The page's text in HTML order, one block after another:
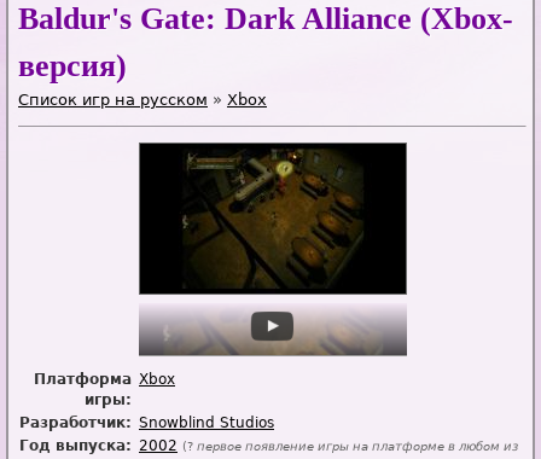
Baldur's Gate: Dark Alliance (Xbox-
версия)
Список игр на русском » Xbox
Платформа
игры:
Xbox
Разработчик: Snowblind Studios
Год выпуска: 2002 (? первое появление игры на платформе в любом из